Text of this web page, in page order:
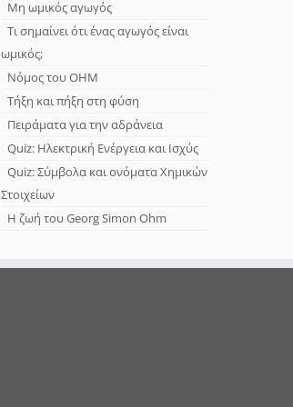
Μη ωμικός αγωγός
Τι σημαίνει ότι ένας αγωγός είναι
ωμικός;
Νόμος του OHM
Τήξη και πήξη στη φύση
Πειράματα για την αδράνεια
Quiz: Ηλεκτρική Ενέργεια και Ισχύς
Quiz: Σύμβολα και ονόματα Χημικών
Στοιχείων
Η ζωή του Georg Simon Ohm